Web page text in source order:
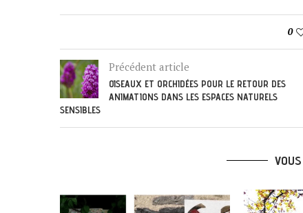
0
Précédent article
OISEAUX ET ORCHIDÉES POUR LE RETOUR DES
ANIMATIONS DANS LES ESPACES NATURELS
SENSIBLES